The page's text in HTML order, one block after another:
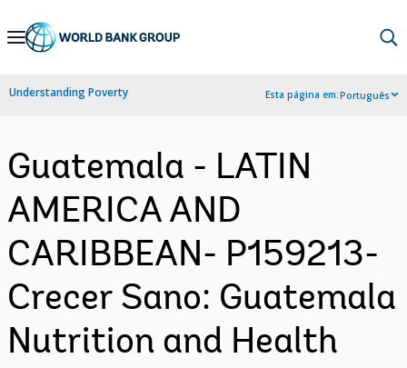
Skip
Navigation
Understanding Poverty Esta página em:Português
Guatemala - LATIN
AMERICA AND
CARIBBEAN- P159213-
Crecer Sano: Guatemala
Nutrition and Health